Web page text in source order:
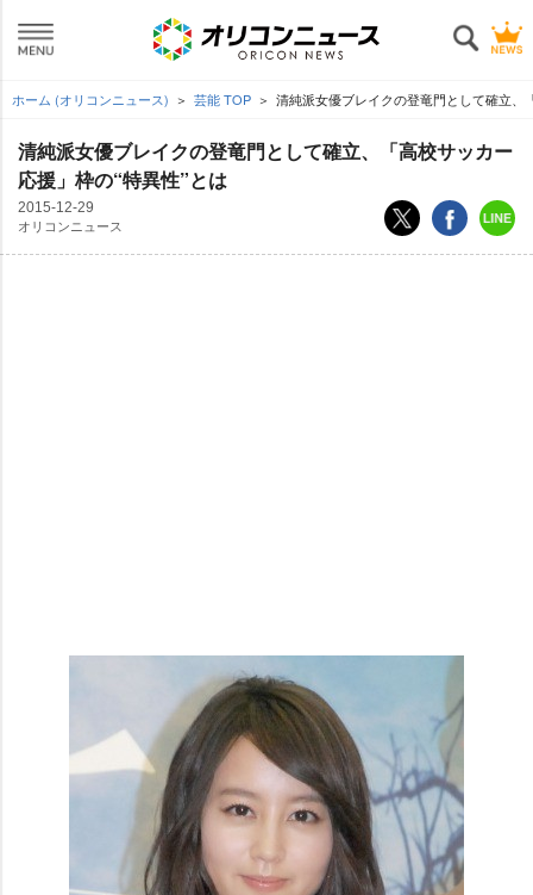
ホーム (オリコンニュース) 芸能 TOP 清純派女優ブレイクの登竜門として確立、
清純派女優ブレイクの登竜門として確立、「高校サッカー
応援」枠の“特異性”とは
2015-12-29
オリコンニュース